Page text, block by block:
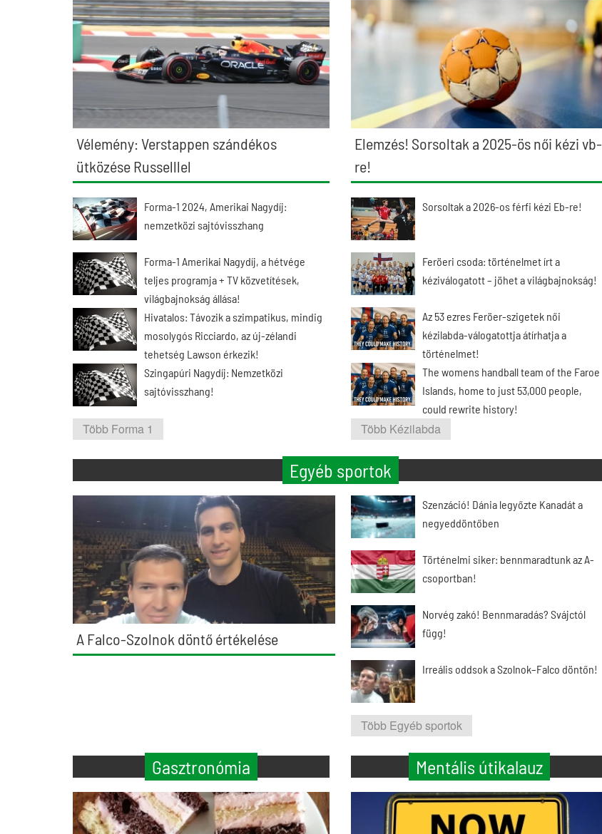
Vélemény: Verstappen szándékos
ütközése Russelllel
Forma-1 2024, Amerikai Nagydíj:
nemzetközi sajtóvisszhang
Forma-1 Amerikai Nagydíj, a hétvége
teljes programja + TV közvetítések,
világbajnokság állása!
Hivatalos: Távozik a szimpatikus, mindig
mosolygós Ricciardo, az új-zélandi
tehetség Lawson érkezik!
Szingapúri Nagydíj: Nemzetközi
sajtóvisszhang!
Több Forma 1
Elemzés! Sorsoltak a 2025-ös női kézi vb-
re!
Sorsoltak a 2026-os férfi kézi Eb-re!
Feröeri csoda: történelmet írt a
kéziválogatott – jöhet a világbajnokság!
Az 53 ezres Feröer-szigetek női
kézilabda-válogatottja átírhatja a
történelmet!
The womens handball team of the Faroe
Islands, home to just 53,000 people,
could rewrite history!
Több Kézilabda
Egyéb sportok
A Falco-Szolnok döntő értékelése
Szenzáció! Dánia legyőzte Kanadát a
negyeddöntőben
Történelmi siker: bennmaradtunk az A-
csoportban!
Norvég zakó! Bennmaradás? Svájctól
függ!
Irreális oddsok a Szolnok–Falco döntőn!
Több Egyéb sportok
Gasztronómia Mentális útikalauz